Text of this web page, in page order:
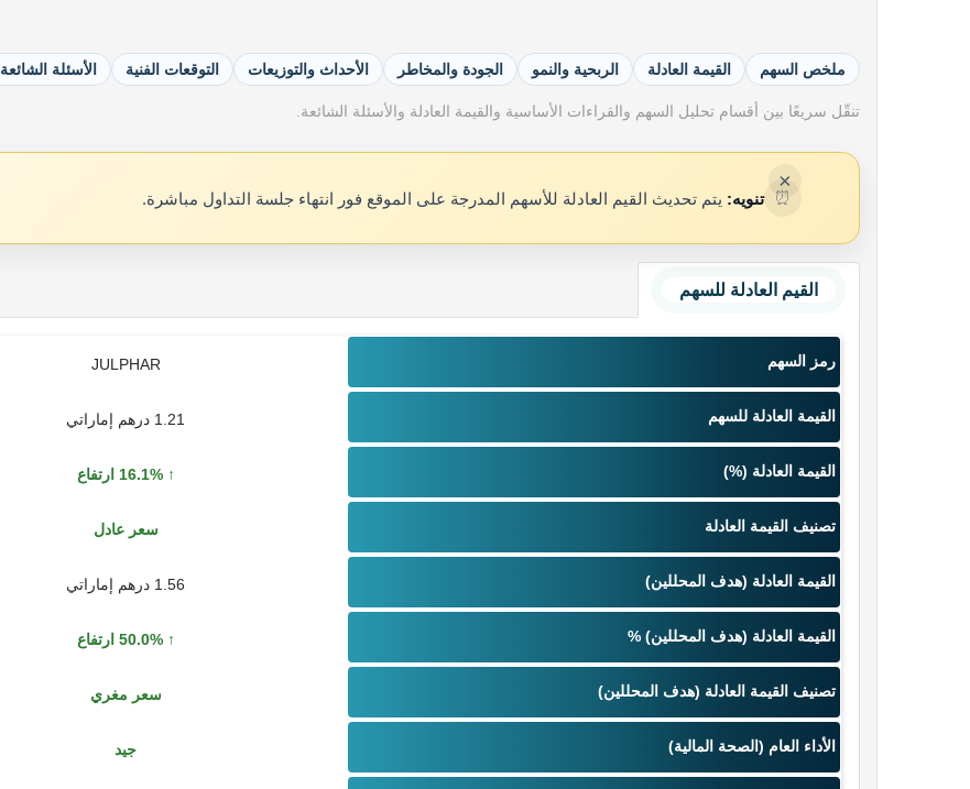
ملخص السهم القيمة العادلة الربحية والنمو الجودة والمخاطر الأحداث والتوزيعات التوقعات الفنية الأسئلة الشائعة
تنقّل سريعًا بين أقسام تحليل السهم والقراءات الأساسية والقيمة العادلة والأسئلة الشائعة.
×
⏰ تنويه: يتم تحديث القيم العادلة للأسهم المدرجة على الموقع فور انتهاء جلسة التداول مباشرة.
القيم العادلة للسهم
JULPHAR
1.21 درهم إماراتي
16.1% ارتفاع
سعر عادل
1.56 درهم إماراتي
50.0% ارتفاع
سعر مغري
جيد